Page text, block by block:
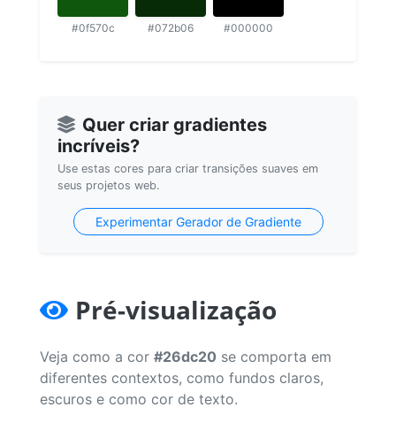
#0f570c #072b06 #000000
Quer criar gradientes
incríveis?
Use estas cores para criar transições suaves em
seus projetos web.
Experimentar Gerador de Gradiente
Pré-visualização
Veja como a cor #26dc20 se comporta em
diferentes contextos, como fundos claros,
escuros e como cor de texto.